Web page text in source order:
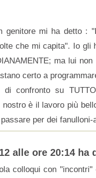
genitore mi ha detto :
che mi capita". Io gli
ma lui
certo a
di confronto su
è il lavoro più
per dei fanulloni-
alle ore 20:14 ha
colloqui con "incontri"